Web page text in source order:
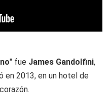
" fue James Gandolfini,
en 2013, en un hotel de